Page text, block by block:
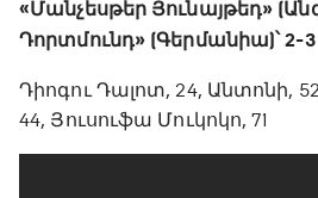
«Մանչեսթեր Յունայթեդ»
Դորտմունդ» (Գերմանիա)՝ 2-3
Դիոգու Դալոտ, 24, Անտոնի,
44, Յուսուֆա Մուկոկո, 71